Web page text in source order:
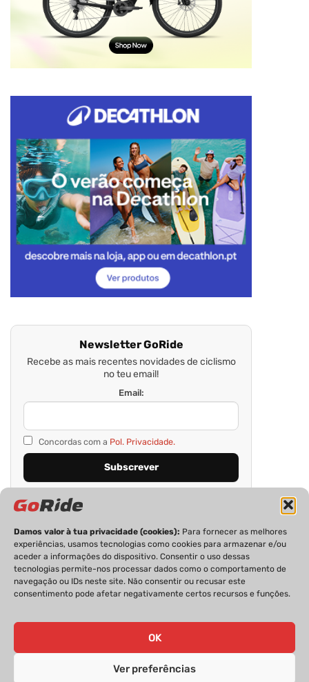
Damos valor à tua privacidade (cookies): Para fornecer as melhores
experiências, usamos tecnologias como cookies para armazenar e/ou
aceder a informações do dispositivo. Consentir o uso dessas
tecnologias permite-nos processar dados como o comportamento de
navegação ou IDs neste site. Não consentir ou recusar este
consentimento pode afetar negativamente certos recursos e funções.
OK
Ver preferências
Newsletter GoRide
Recebe as mais recentes novidades de ciclismo
no teu email!
Email:
Concordas com a Pol. Privacidade.
PRIVACIDADE FICHA TÉCNICA
ESTATUTO EDITORIAL